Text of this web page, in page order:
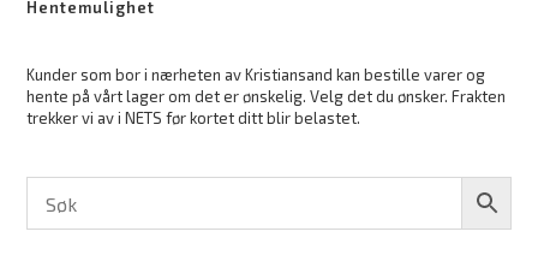
Hentemulighet
Kunder som bor i nærheten av Kristiansand kan bestille varer og
hente på vårt lager om det er ønskelig. Velg det du ønsker. Frakten
trekker vi av i NETS før kortet ditt blir belastet.